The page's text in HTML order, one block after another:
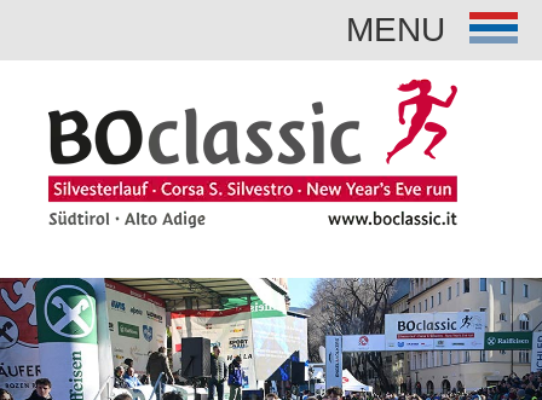
MENU
Previous